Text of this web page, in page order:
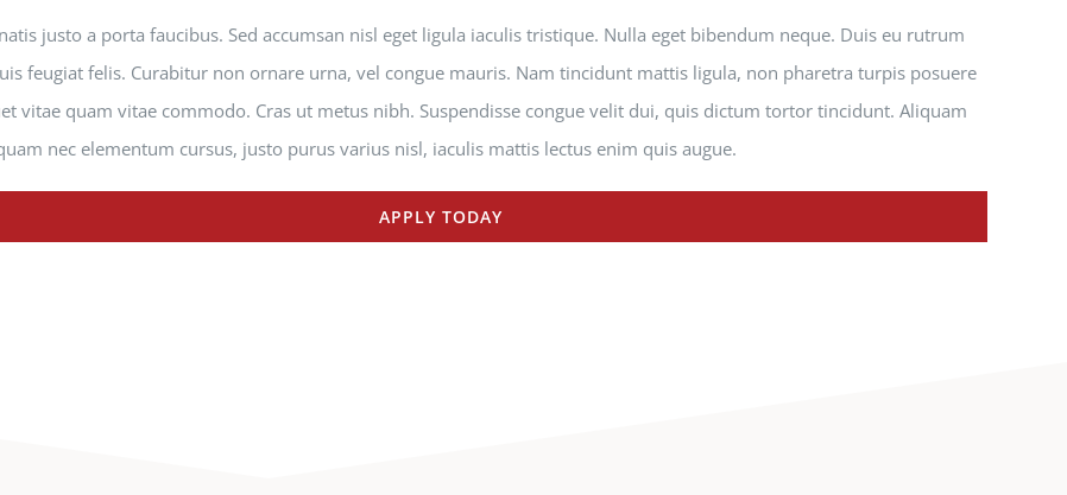
justo a porta faucibus. Sed accumsan nisl eget ligula iaculis tristique. Nulla eget bibendum neque. Duis eu rutrum
feugiat felis. Curabitur non ornare urna, vel congue mauris. Nam tincidunt mattis ligula, non pharetra turpis posuere
vitae quam vitae commodo. Cras ut metus nibh. Suspendisse congue velit dui, quis dictum tortor tincidunt. Aliquam
nec elementum cursus, justo purus varius nisl, iaculis mattis lectus enim quis augue.
APPLY TODAY